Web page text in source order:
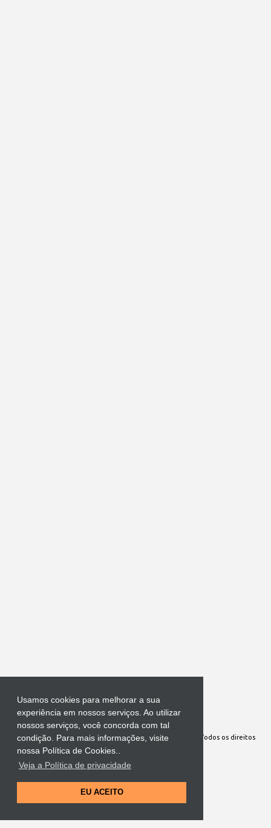
Usamos cookies para melhorar a sua
experiência em nossos serviços. Ao utilizar
nossos serviços, você concorda com tal
condição. Para mais informações, visite
nossa Política de Cookies..
Veja a Política de privacidade
EU ACEITO
Tecnologia do Blogger
Site Oficial da Comunidade Nossa Senhora cuida de mim. Todos os direitos
reservados